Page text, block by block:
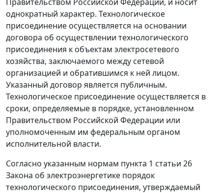
однократный характер. Технологическое
присоединение осуществляется на основании
договора об осуществлении технологического
присоединения к объектам электросетевого
хозяйства, заключаемого между сетевой
организацией и обратившимся к ней лицом.
Указанный договор является публичным.
Технологическое присоединение осуществляется в
сроки, определяемые в порядке, установленном
Правительством Российской Федерации или
уполномоченным им федеральным органом
исполнительной власти.
Согласно указанным нормам пункта 1 статьи 26
Закона об электроэнергетике порядок
технологического присоединения, утверждаемый